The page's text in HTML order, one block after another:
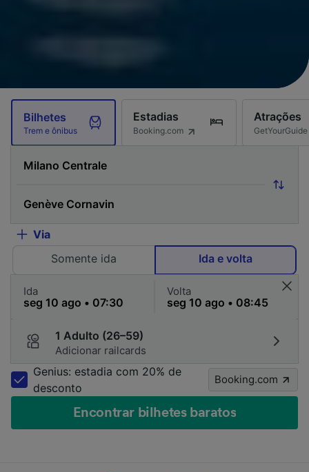
Bilhetes
Trem e ônibus
Estadias
Booking.com
Atrações
GetYourGuide
Via
Somente ida
Ida e volta
Ida Volta
1 Adulto (26–59)
Adicionar railcards
Genius: estadia com 20% de
desconto
Booking.com
Encontrar bilhetes baratos